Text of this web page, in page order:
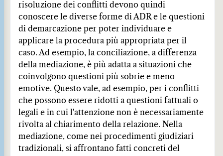
risoluzione dei conflitti devono quindi
conoscere le diverse forme di ADR e le questioni
di demarcazione per poter individuare e
applicare la procedura più appropriata per il
caso. Ad esempio, la conciliazione, a differenza
della mediazione, è più adatta a situazioni che
coinvolgono questioni più sobrie e meno
emotive. Questo vale, ad esempio, per i conflitti
che possono essere ridotti a questioni fattuali o
legali e in cui l'attenzione non è necessariamente
rivolta al chiarimento della relazione. Nella
mediazione, come nei procedimenti giudiziari
tradizionali, si affrontano fatti concreti del